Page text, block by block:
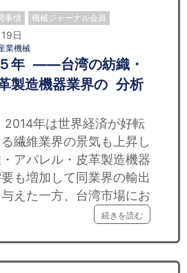
事情 機械ジャーナル会員
日
業機械
年 ——台湾の紡織・
製造機器業界の 分析
年は世界経済が好転
繊維業界の景気も上昇し
アパレル・皮革製造機器
も増加して同業界の輸出
えた一方、台湾市場にお
続きを読む